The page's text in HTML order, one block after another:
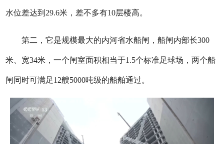
水位差达到29.6米，差不多有10层楼高。
第二，它是规模最大的内河省水船闸，船闸内部长300
米、宽34米，一个闸室面积相当于1.5个标准足球场，两个船
闸同时可满足12艘5000吨级的船舶通过。